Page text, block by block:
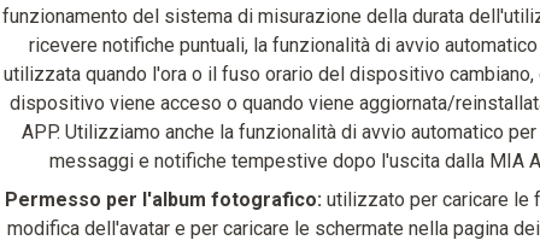
funzionamento del sistema di misurazione della durata
ricevere notifiche puntuali, la funzionalità di avvio
utilizzata quando l'ora o il fuso orario del dispositivo cambiano,
dispositivo viene acceso o quando viene aggiornata/
APP. Utilizziamo anche la funzionalità di avvio automatico
messaggi e notifiche tempestive dopo l'uscita dalla MIA
Permesso per l'album fotografico: utilizzato per caricare le
modifica dell'avatar e per caricare le schermate nella pagina